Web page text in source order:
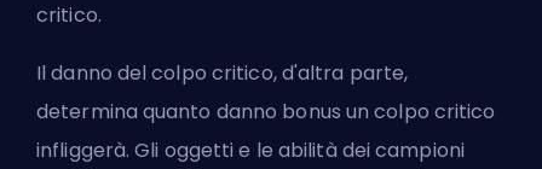
critico.
Il danno del colpo critico, d'altra parte,
determina quanto danno bonus un colpo critico
infliggerà. Gli oggetti e le abilità dei campioni